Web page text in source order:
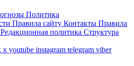
Политика
Правила сайту Контакты Правила
Редакционная политика Структура
x youtube instagram telegram viber